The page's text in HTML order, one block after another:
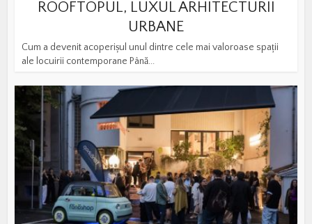
ROOFTOPUL, LUXUL ARHITECTURII
URBANE
Cum a devenit acoperișul unul dintre cele mai valoroase spații
ale locuirii contemporane Până...